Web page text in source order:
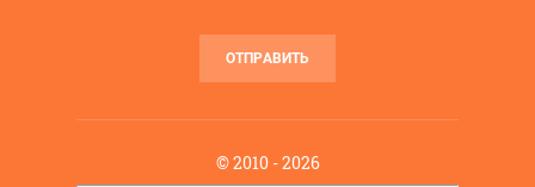
ОТПРАВИТЬ
© 2010 - 2026